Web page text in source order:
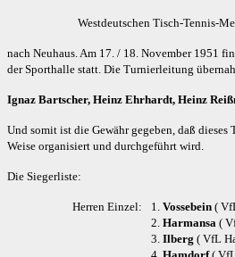
Westdeutschen Tisch-Tennis-
nach Neuhaus. Am 17. / 18. November 1951
der Sporthalle statt. Die Turnierleitung
Ignaz Bartscher, Heinz Ehrhardt, Heinz
Und somit ist die Gewähr gegeben, daß
Weise organisiert und durchgeführt wird.
Die Siegerliste:
Herren Einzel: 1. Vossebein (
2. Harmansa (
3. Ilberg ( VfL